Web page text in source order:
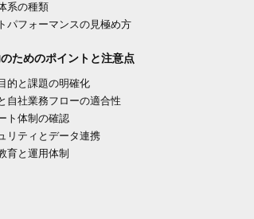
系の種類
パフォーマンスの見極め方
ためのポイントと注意点
的と課題の明確化
自社業務フローの適合性
ト体制の確認
リティとデータ連携
育と運用体制